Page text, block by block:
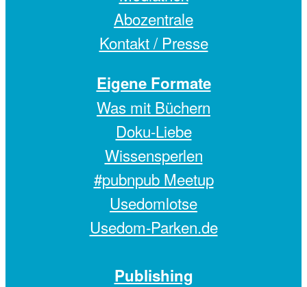
Abozentrale
Kontakt / Presse
Eigene Formate
Was mit Büchern
Doku-Liebe
Wissensperlen
#pubnpub Meetup
Usedomlotse
Usedom-Parken.de
Publishing